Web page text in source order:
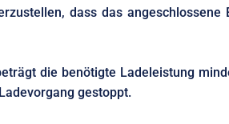
dass das angeschlossene
die benötigte Ladeleistung
gestoppt.